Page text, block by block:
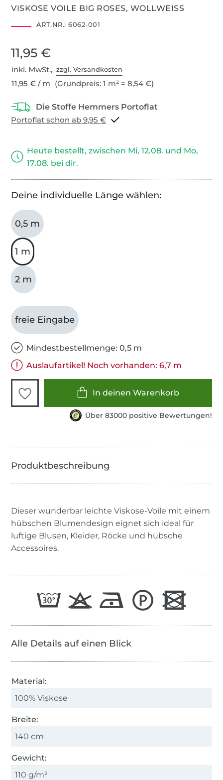
VISKOSE VOILE BIG ROSES, WOLLWEISS
ART.NR.: 6062-001
11,95 €
inkl. MwSt.,zzgl. Versandkosten
11,95 € / m (Grundpreis: 1 m² = 8,54 €)
Portoflat schon ab 9,95 €
Heute bestellt, zwischen Mi, 12.08. und Mo,
17.08. bei dir.
Deine individuelle Länge wählen:
0,5 m
1 m
2 m
freie Eingabe
Mindestbestellmenge: 0,5 m
Auslaufartikel! Noch vorhanden: 6,7 m
In deinen Warenkorb
Über 83000 positive Bewertungen!
Dieser wunderbar leichte Viskose-Voile mit einem
hübschen Blumendesign eignet sich ideal für
luftige Blusen, Kleider, Röcke und hübsche
Accessoires.
Alle Details auf einen Blick
Material:
100% Viskose
Breite:
140 cm
Gewicht:
110 g/m²